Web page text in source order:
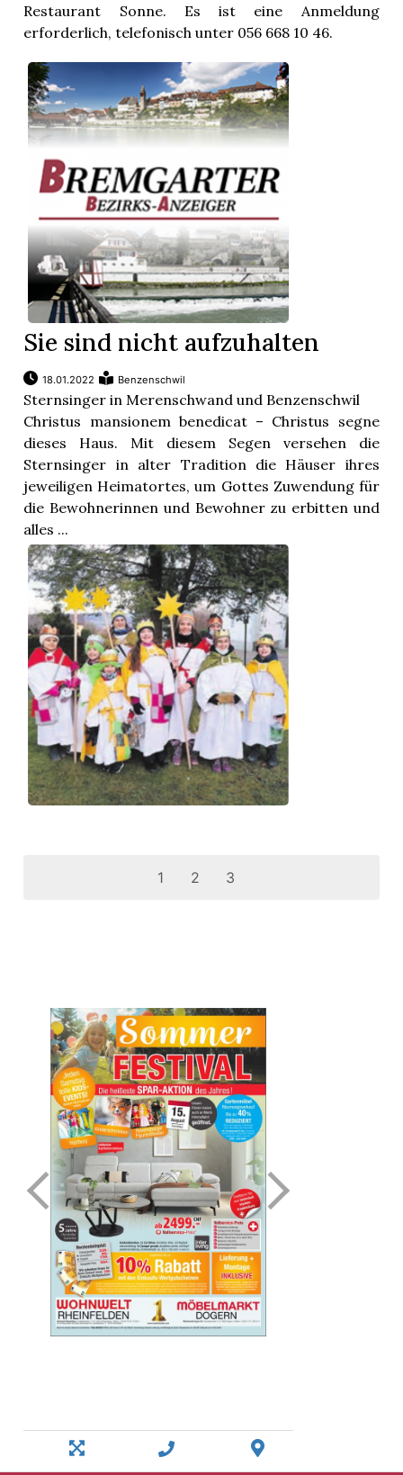
Restaurant Sonne. Es ist eine Anmeldung
erforderlich, telefonisch unter 056 668 10 46.
Sie sind nicht aufzuhalten
18.01.2022 Benzenschwil
Sternsinger in Merenschwand und Benzenschwil
Christus mansionem benedicat – Christus segne
dieses Haus. Mit diesem Segen versehen die
Sternsinger in alter Tradition die Häuser ihres
jeweiligen Heimatortes, um Gottes Zuwendung für
die Bewohnerinnen und Bewohner zu erbitten und
alles ...
1 2 3